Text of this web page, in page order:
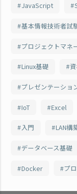
JavaScript
基本情報技術者試
プロジェクトマネ
Linux基礎
プレゼンテーショ
IoT Excel
入門 LAN構
データベース基礎
Docker プ